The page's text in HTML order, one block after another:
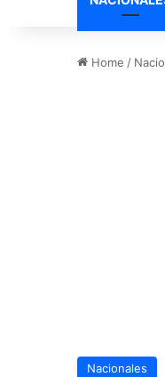
Home /
Nacionales